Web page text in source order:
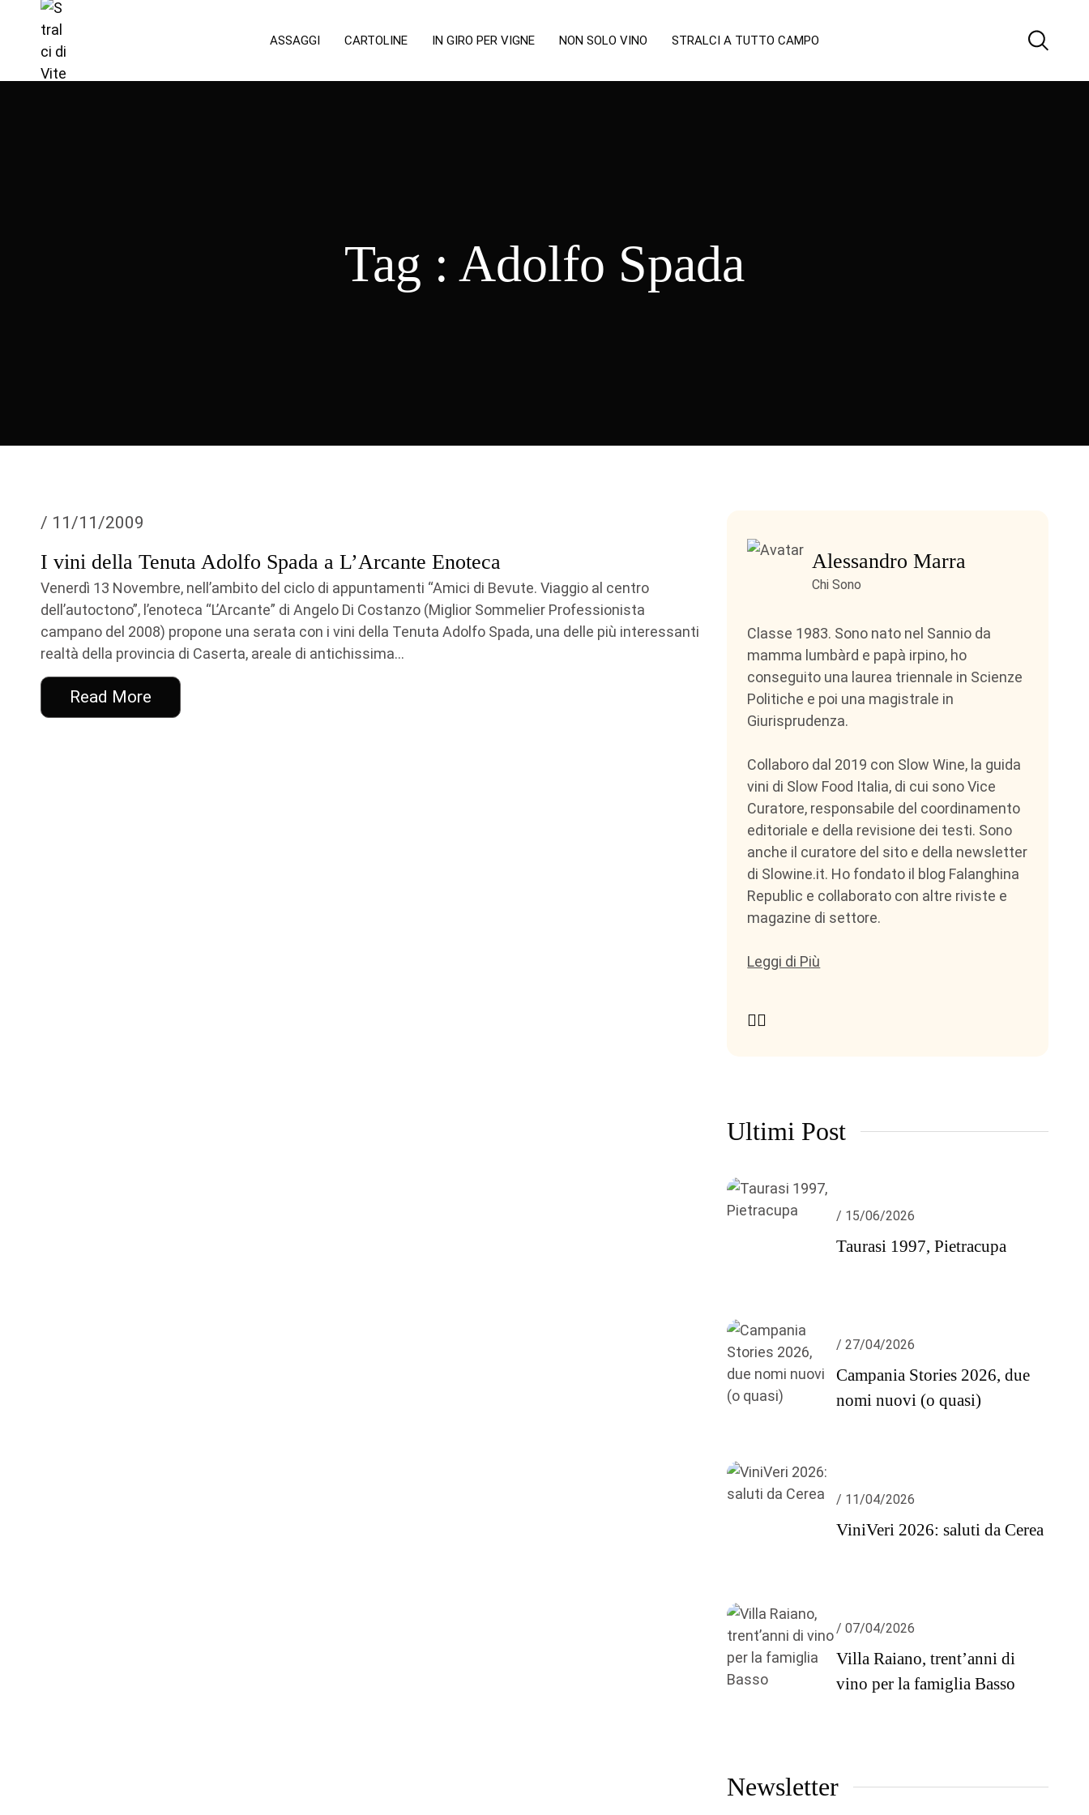
ASSAGGI CARTOLINE IN GIRO PER VIGNE NON SOLO VINO STRALCI A TUTTO CAMPO
Tag : Adolfo Spada
/ 11/11/2009
I vini della Tenuta Adolfo Spada a L’Arcante Enoteca
Venerdì 13 Novembre, nell’ambito del ciclo di appuntamenti “Amici di Bevute. Viaggio al centro
dell’autoctono”, l’enoteca “L’Arcante” di Angelo Di Costanzo (Miglior Sommelier Professionista
campano del 2008) propone una serata con i vini della Tenuta Adolfo Spada, una delle più interessanti
realtà della provincia di Caserta, areale di antichissima...
Read More
Alessandro Marra
Chi Sono
Classe 1983. Sono nato nel Sannio da
mamma lumbàrd e papà irpino, ho
conseguito una laurea triennale in Scienze
Politiche e poi una magistrale in
Giurisprudenza.
Collaboro dal 2019 con Slow Wine, la guida
vini di Slow Food Italia, di cui sono Vice
Curatore, responsabile del coordinamento
editoriale e della revisione dei testi. Sono
anche il curatore del sito e della newsletter
di Slowine.it. Ho fondato il blog Falanghina
Republic e collaborato con altre riviste e
magazine di settore.
Leggi di Più
Ultimi Post
/ 15/06/2026
Taurasi 1997, Pietracupa
/ 27/04/2026
Campania Stories 2026, due
nomi nuovi (o quasi)
/ 11/04/2026
ViniVeri 2026: saluti da Cerea
/ 07/04/2026
Villa Raiano, trent’anni di
vino per la famiglia Basso
Newsletter